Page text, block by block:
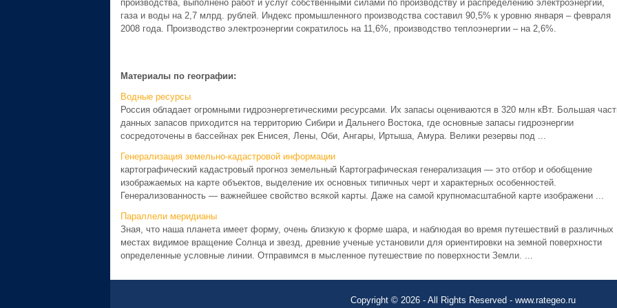
производства, выполнено работ и услуг собственными силами по производству и распределению электроэнергии,
газа и воды на 2,7 млрд. рублей. Индекс промышленного производства составил 90,5% к уровню января – февраля
2008 года. Производство электроэнергии сократилось на 11,6%, производство теплоэнергии – на 2,6%.
Материалы по географии:
Водные ресурсы
Россия обладает огромными гидроэнергетическими ресурсами. Их запасы оцениваются в 320 млн кВт. Большая
данных запасов приходится на территорию Сибири и Дальнего Востока, где основные запасы гидроэнергии
сосредоточены в бассейнах рек Енисея, Лены, Оби, Ангары, Иртыша, Амура. Велики резервы под ...
Генерализация земельно-кадастровой информации
картографический кадастровый прогноз земельный Картографическая генерализация — это отбор и обобщение
изображаемых на карте объектов, выделение их основных типичных черт и характерных особенностей.
Генерализованность — важнейшее свойство всякой карты. Даже на самой крупномасштабной карте изображени ...
Параллели меридианы
Зная, что наша планета имеет форму, очень близкую к форме шара, и наблюдая во время путешествий в различных
местах видимое вращение Солнца и звезд, древние ученые установили для ориентировки на земной поверхности
определенные условные линии. Отправимся в мысленное путешествие по поверхности Земли. ...
Copyright © 2026 - All Rights Reserved - www.rategeo.ru